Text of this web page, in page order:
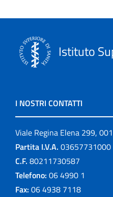
Istituto
I NOSTRI CONTATTI
Viale Regina Elena 299,
Partita I.V.A. 03657731000
C.F. 80211730587
Telefono: 06 4990 1
Fax: 06 4938 7118